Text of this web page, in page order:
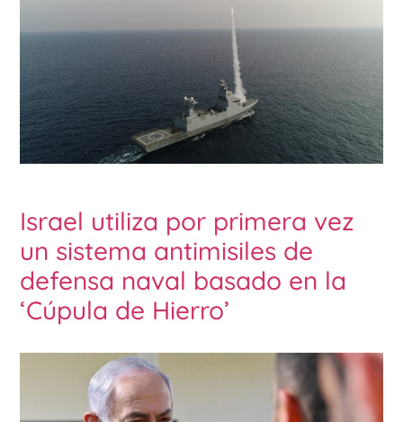
Israel utiliza por primera vez
un sistema antimisiles de
defensa naval basado en la
‘Cúpula de Hierro’